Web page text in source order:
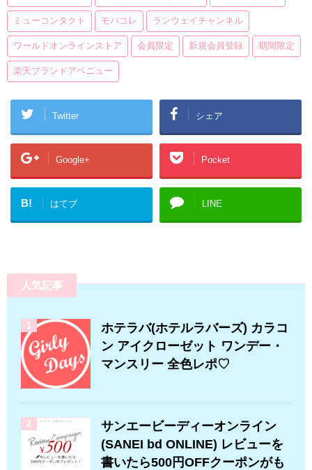
ミューコンタクト モバコレ ランウェイチャンネル
ワールドオンラインストア 会員限定 新規会員登録 期間限定
楽天ブランドアベニュー
Twitter シェア
Google+ Pocket
B! はてブ LINE
人気記事
1
ホテラバ(ホテルラバーズ) カラコ
ン アイクローゼット ワンデー・
マンスリー 全色レポ♡
2
サンエービーディーオンライン
(SANEI bd ONLINE) レビューを
書いたら500円OFFクーポンがも